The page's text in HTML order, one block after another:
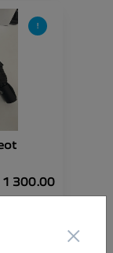
1 300.00
×